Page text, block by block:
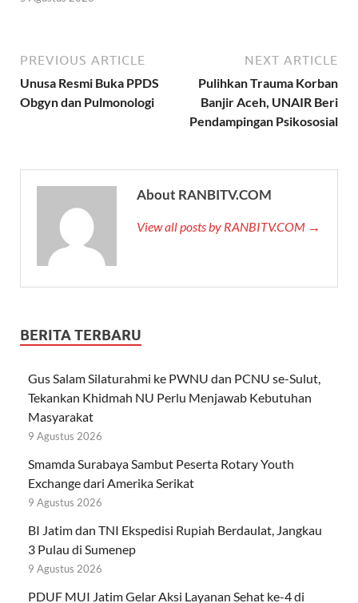
PREVIOUS ARTICLE
Unusa Resmi Buka PPDS
Obgyn dan Pulmonologi
NEXT ARTICLE
Pulihkan Trauma Korban
Banjir Aceh, UNAIR Beri
Pendampingan Psikososial
About RANBITV.COM
View all posts by RANBITV.COM →
BERITA TERBARU
Gus Salam Silaturahmi ke PWNU dan PCNU se-Sulut,
Tekankan Khidmah NU Perlu Menjawab Kebutuhan
Masyarakat
9 Agustus 2026
Smamda Surabaya Sambut Peserta Rotary Youth
Exchange dari Amerika Serikat
9 Agustus 2026
BI Jatim dan TNI Ekspedisi Rupiah Berdaulat, Jangkau
3 Pulau di Sumenep
9 Agustus 2026
PDUF MUI Jatim Gelar Aksi Layanan Sehat ke-4 di